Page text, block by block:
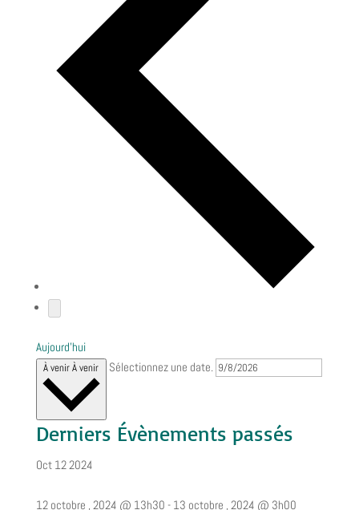
Aujourd’hui
À venirÀ venir Sélectionnez une date.
Derniers Évènements passés
Oct 122024
12 octobre , 2024 @ 13h30 - 13 octobre , 2024 @ 3h00